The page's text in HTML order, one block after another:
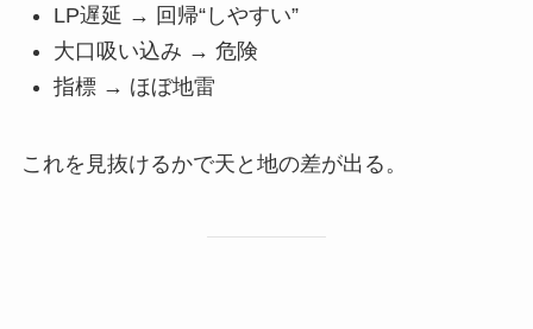
LP遅延 → 回帰“しやすい”
大口吸い込み → 危険
指標 → ほぼ地雷
これを見抜けるかで天と地の差が出る。